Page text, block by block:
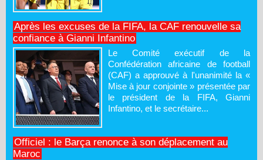
Après les excuses de la FIFA, la CAF renouvelle sa
confiance à Gianni Infantino
Le Comité exécutif de la
Confédération africaine de football
(CAF) a approuvé à l'unanimité la «
Mise à jour conjointe » présentée par
le président de la FIFA, Gianni
Infantino, et le secrétaire...
Officiel : le Barça renonce à son déplacement au
Maroc